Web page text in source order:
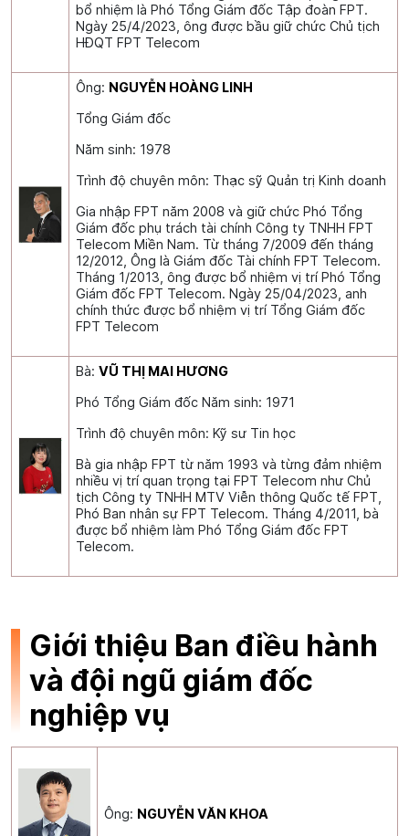
bổ nhiệm là Phó Tổng Giám đốc Tập đoàn FPT.
Ngày 25/4/2023, ông được bầu giữ chức Chủ tịch
HĐQT FPT Telecom
Ông: NGUYỄN HOÀNG LINH
Tổng Giám đốc
Năm sinh: 1978
Trình độ chuyên môn: Thạc sỹ Quản trị Kinh doanh
Gia nhập FPT năm 2008 và giữ chức Phó Tổng
Giám đốc phụ trách tài chính Công ty TNHH FPT
Telecom Miền Nam. Từ tháng 7/2009 đến tháng
12/2012, Ông là Giám đốc Tài chính FPT Telecom.
Tháng 1/2013, ông được bổ nhiệm vị trí Phó Tổng
Giám đốc FPT Telecom. Ngày 25/04/2023, anh
chính thức được bổ nhiệm vị trí Tổng Giám đốc
FPT Telecom
Bà:VŨ THỊ MAI HƯƠNG
Phó Tổng Giám đốc Năm sinh: 1971
Trình độ chuyên môn: Kỹ sư Tin học
Bà gia nhập FPT từ năm 1993 và từng đảm nhiệm
nhiều vị trí quan trọng tại FPT Telecom như Chủ
tịch Công ty TNHH MTV Viễn thông Quốc tế FPT,
Phó Ban nhân sự FPT Telecom. Tháng 4/2011, bà
được bổ nhiệm làm Phó Tổng Giám đốc FPT
Telecom.
Giới thiệu Ban điều hành
và đội ngũ giám đốc
nghiệp vụ
Ông: NGUYỄN VĂN KHOA